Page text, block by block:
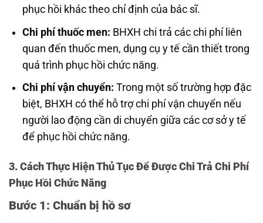
phục hồi khác theo chỉ định của bác sĩ.
Chi phí thuốc men: BHXH chi trả các chi phí liên
quan đến thuốc men, dụng cụ y tế cần thiết trong
quá trình phục hồi chức năng.
Chi phí vận chuyển: Trong một số trường hợp đặc
biệt, BHXH có thể hỗ trợ chi phí vận chuyển nếu
người lao động cần di chuyển giữa các cơ sở y tế
để phục hồi chức năng.
3. Cách Thực Hiện Thủ Tục Để Được Chi Trả Chi Phí
Phục Hồi Chức Năng
Bước 1: Chuẩn bị hồ sơ